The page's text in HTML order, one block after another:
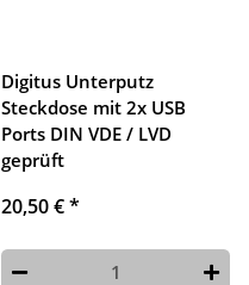
Digitus Unterputz
Steckdose mit 2x USB
Ports DIN VDE / LVD
geprüft
20,50 €*